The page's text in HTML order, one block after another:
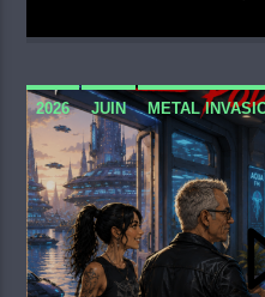
2026 JUIN METAL